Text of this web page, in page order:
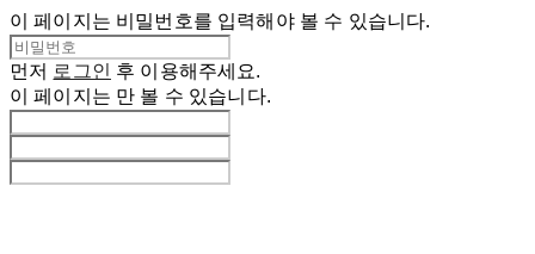
이 페이지는 비밀번호를 입력해야 볼 수 있습니다.
먼저 로그인 후 이용해주세요.
이 페이지는 만 볼 수 있습니다.